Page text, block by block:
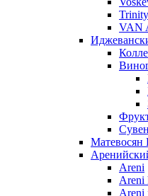
VAN
Матевосян
Areni
Areni
Areni